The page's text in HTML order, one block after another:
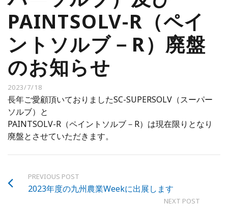
PAINTSOLV-R（ペイ
ントソルブ－R）廃盤
のお知らせ
2023/7/18
長年ご愛顧頂いておりましたSC-SUPERSOLV（スーパー
ソルブ）と
PAINTSOLV-R（ペイントソルブ－R）は現在限りとなり
廃盤とさせていただきます。
PREVIOUS POST
2023年度の九州農業Weekに出展します
NEXT POST